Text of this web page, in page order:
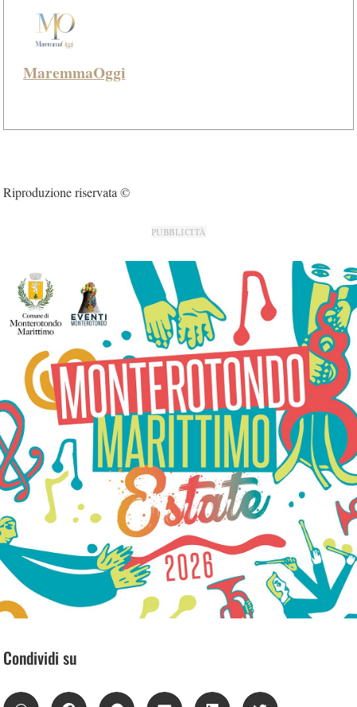
MaremmaOggi
Riproduzione riservata ©
PUBBLICITÀ
Condividi su